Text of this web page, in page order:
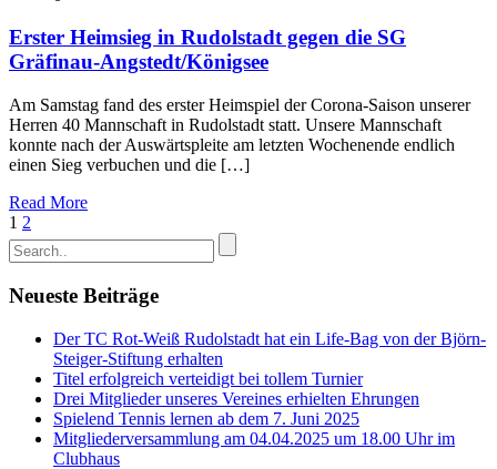
Erster Heimsieg in Rudolstadt gegen die SG
Gräfinau-Angstedt/Königsee
Am Samstag fand des erster Heimspiel der Corona-Saison unserer
Herren 40 Mannschaft in Rudolstadt statt. Unsere Mannschaft
konnte nach der Auswärtspleite am letzten Wochenende endlich
einen Sieg verbuchen und die […]
Read More
1 2
Neueste Beiträge
Der TC Rot-Weiß Rudolstadt hat ein Life-Bag von der Björn-
Steiger-Stiftung erhalten
Titel erfolgreich verteidigt bei tollem Turnier
Drei Mitglieder unseres Vereines erhielten Ehrungen
Spielend Tennis lernen ab dem 7. Juni 2025
Mitgliederversammlung am 04.04.2025 um 18.00 Uhr im
Clubhaus